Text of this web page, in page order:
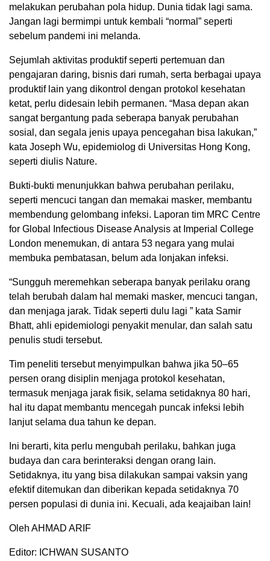
melakukan perubahan pola hidup. Dunia tidak lagi sama.
Jangan lagi bermimpi untuk kembali “normal” seperti
sebelum pandemi ini melanda.
Sejumlah aktivitas produktif seperti pertemuan dan
pengajaran daring, bisnis dari rumah, serta berbagai upaya
produktif lain yang dikontrol dengan protokol kesehatan
ketat, perlu didesain lebih permanen. “Masa depan akan
sangat bergantung pada seberapa banyak perubahan
sosial, dan segala jenis upaya pencegahan bisa lakukan,”
kata Joseph Wu, epidemiolog di Universitas Hong Kong,
seperti diulis Nature.
Bukti-bukti menunjukkan bahwa perubahan perilaku,
seperti mencuci tangan dan memakai masker, membantu
membendung gelombang infeksi. Laporan tim MRC Centre
for Global Infectious Disease Analysis at Imperial College
London menemukan, di antara 53 negara yang mulai
membuka pembatasan, belum ada lonjakan infeksi.
“Sungguh meremehkan seberapa banyak perilaku orang
telah berubah dalam hal memaki masker, mencuci tangan,
dan menjaga jarak. Tidak seperti dulu lagi ” kata Samir
Bhatt, ahli epidemiologi penyakit menular, dan salah satu
penulis studi tersebut.
Tim peneliti tersebut menyimpulkan bahwa jika 50–65
persen orang disiplin menjaga protokol kesehatan,
termasuk menjaga jarak fisik, selama setidaknya 80 hari,
hal itu dapat membantu mencegah puncak infeksi lebih
lanjut selama dua tahun ke depan.
Ini berarti, kita perlu mengubah perilaku, bahkan juga
budaya dan cara berinteraksi dengan orang lain.
Setidaknya, itu yang bisa dilakukan sampai vaksin yang
efektif ditemukan dan diberikan kepada setidaknya 70
persen populasi di dunia ini. Kecuali, ada keajaiban lain!
Oleh AHMAD ARIF
Editor: ICHWAN SUSANTO